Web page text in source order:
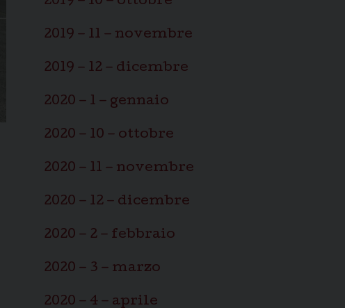
2019 – 11 – novembre
2019 – 12 – dicembre
2020 – 1 – gennaio
2020 – 10 – ottobre
2020 – 11 – novembre
2020 – 12 – dicembre
2020 – 2 – febbraio
2020 – 3 – marzo
2020 – 4 – aprile